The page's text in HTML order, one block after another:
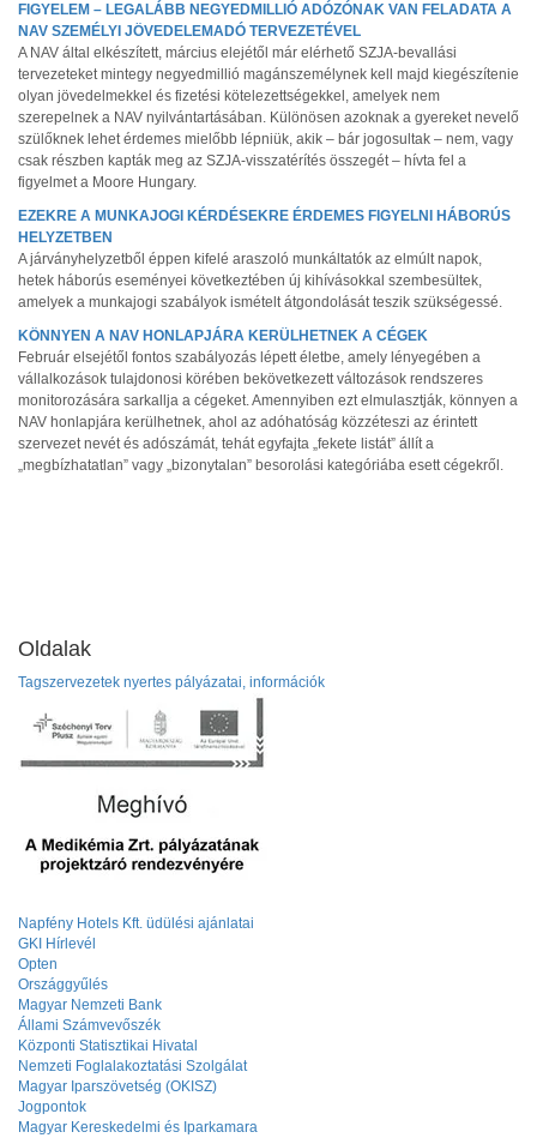
FIGYELEM – LEGALÁBB NEGYEDMILLIÓ ADÓZÓNAK VAN FELADATA A
NAV SZEMÉLYI JÖVEDELEMADÓ TERVEZETÉVEL
A NAV által elkészített, március elejétől már elérhető SZJA-bevallási
tervezeteket mintegy negyedmillió magánszemélynek kell majd kiegészítenie
olyan jövedelmekkel és fizetési kötelezettségekkel, amelyek nem
szerepelnek a NAV nyilvántartásában. Különösen azoknak a gyereket nevelő
szülőknek lehet érdemes mielőbb lépniük, akik – bár jogosultak – nem, vagy
csak részben kapták meg az SZJA-visszatérítés összegét – hívta fel a
figyelmet a Moore Hungary.
EZEKRE A MUNKAJOGI KÉRDÉSEKRE ÉRDEMES FIGYELNI HÁBORÚS
HELYZETBEN
A járványhelyzetből éppen kifelé araszoló munkáltatók az elmúlt napok,
hetek háborús eseményei következtében új kihívásokkal szembesültek,
amelyek a munkajogi szabályok ismételt átgondolását teszik szükségessé.
KÖNNYEN A NAV HONLAPJÁRA KERÜLHETNEK A CÉGEK
Február elsejétől fontos szabályozás lépett életbe, amely lényegében a
vállalkozások tulajdonosi körében bekövetkezett változások rendszeres
monitorozására sarkallja a cégeket. Amennyiben ezt elmulasztják, könnyen a
NAV honlapjára kerülhetnek, ahol az adóhatóság közzéteszi az érintett
szervezet nevét és adószámát, tehát egyfajta „fekete listát” állít a
„megbízhatatlan” vagy „bizonytalan” besorolási kategóriába esett cégekről.
Oldalak
Tagszervezetek nyertes pályázatai, információk
Napfény Hotels Kft. üdülési ajánlatai
GKI Hírlevél
Opten
Országgyűlés
Magyar Nemzeti Bank
Állami Számvevőszék
Központi Statisztikai Hivatal
Nemzeti Foglalakoztatási Szolgálat
Magyar Iparszövetség (OKISZ)
Jogpontok
Magyar Kereskedelmi és Iparkamara